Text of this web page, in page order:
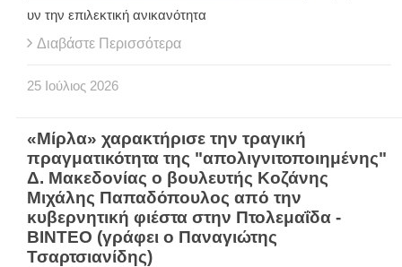
υν την επιλεκτική ανικανότητα
Διαβάστε Περισσότερα
25 Ιούλιος 2026
«Μίρλα» χαρακτήρισε την τραγική
πραγματικότητα της "απολιγνιτοποιημένης"
Δ. Μακεδονίας ο βουλευτής Κοζάνης
Μιχάλης Παπαδόπουλος από την
κυβερνητική φιέστα στην Πτολεμαΐδα -
ΒΙΝΤΕΟ (γράφει ο Παναγιώτης
Τσαρτσιανίδης)